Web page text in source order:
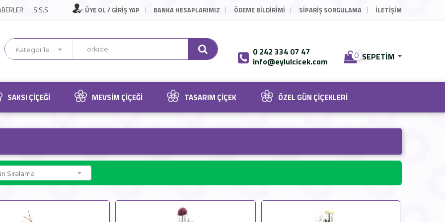
S.S.S. ÜYE OL / GİRİŞ YAP BANKA HESAPLARIMIZ ÖDEME BILDIRIMI SIPARIŞ SORGULAMA İLETİŞİM
0 242 334 07 47
info@eylulcicek.com
0 SEPETIM
SAKSI ÇIÇEĞI MEVSIM ÇIÇEĞI TASARIM ÇIÇEK ÖZEL GÜN ÇIÇEKLERI
Sıralama :